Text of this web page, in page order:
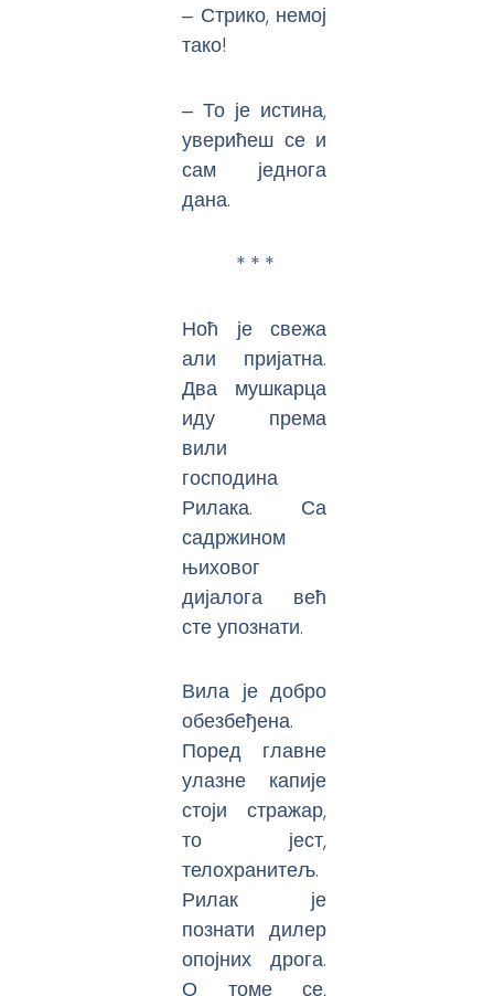
‒ Стрико, немој
тако!
‒ То је истина,
уверићеш се и
сам једнога
дана.
* * *
Ноћ је свежа
али пријатна.
Два мушкарца
иду према
вили
господина
Рилака. Са
садржином
њиховог
дијалога већ
сте упознати.
Вила је добро
обезбеђена.
Поред главне
улазне капије
стоји стражар,
то јест,
телохранитељ.
Рилак је
познати дилер
опојних дрога.
О томе се,